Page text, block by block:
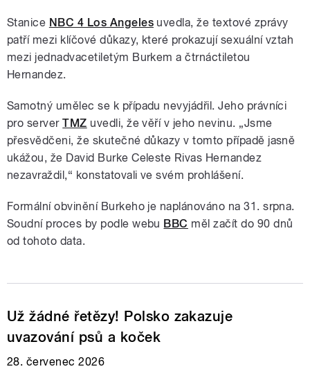
Stanice NBC 4 Los Angeles uvedla, že textové zprávy
patří mezi klíčové důkazy, které prokazují sexuální vztah
mezi jednadvacetiletým Burkem a čtrnáctiletou
Hernandez.
Samotný umělec se k případu nevyjádřil. Jeho právníci
pro serverTMZ uvedli, že věří v jeho nevinu. „Jsme
přesvědčeni, že skutečné důkazy v tomto případě jasně
ukážou, že David Burke Celeste Rivas Hernandez
nezavraždil,“ konstatovali ve svém prohlášení.
Formální obvinění Burkeho je naplánováno na 31. srpna.
Soudní proces by podle webu BBC měl začít do 90 dnů
od tohoto data.
Už žádné řetězy! Polsko zakazuje
uvazování psů a koček
28. červenec 2026